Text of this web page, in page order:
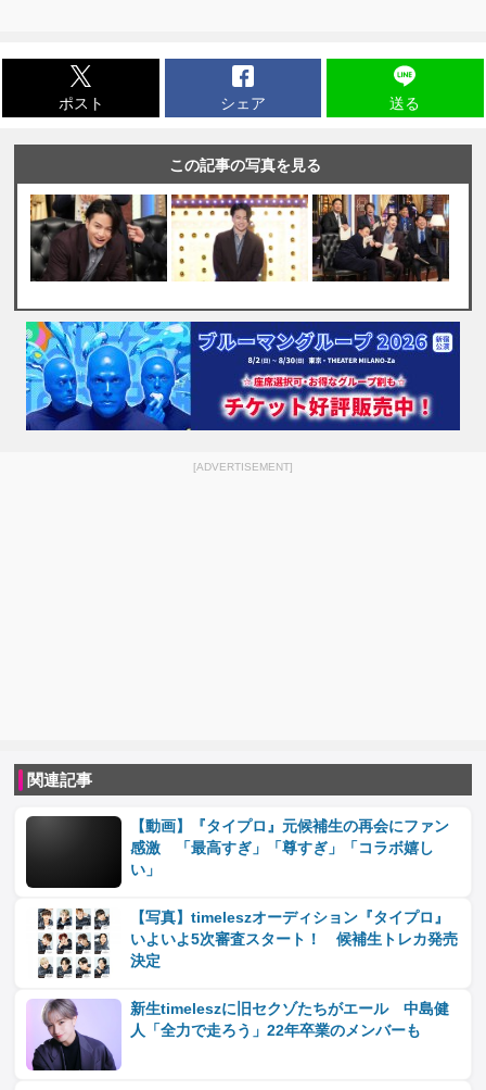
ポスト シェア 送る
この記事の写真を見る
[ADVERTISEMENT]
関連記事
【動画】『タイプロ』元候補生の再会にファン
感激 「最高すぎ」「尊すぎ」「コラボ嬉し
い」
【写真】timeleszオーディション『タイプロ』
いよいよ5次審査スタート！ 候補生トレカ発売
決定
新生timeleszに旧セクゾたちがエール 中島健
人「全力で走ろう」22年卒業のメンバーも